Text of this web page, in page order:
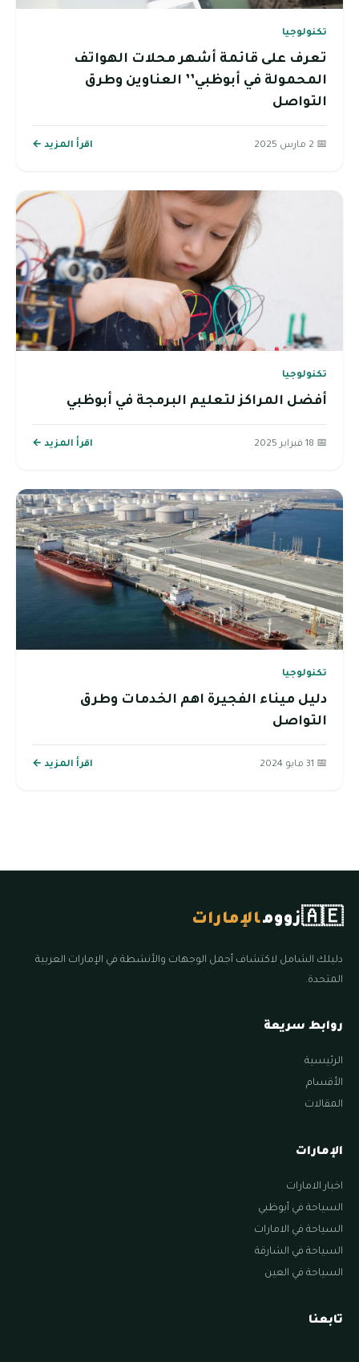
تكنولوجيا
تعرف على قائمة أشهر محلات الهواتف
المحمولة في أبوظبي’’ العناوين وطرق
التواصل
📅 2 مارس 2025 اقرأ المزيد ←
تكنولوجيا
أفضل المراكز لتعليم البرمجة في أبوظبي
📅 18 فبراير 2025 اقرأ المزيد ←
تكنولوجيا
دليل ميناء الفجيرة اهم الخدمات وطرق
التواصل
📅 31 مايو 2024 اقرأ المزيد ←
🇦🇪زوومالإمارات
دليلك الشامل لاكتشاف أجمل الوجهات والأنشطة في الإمارات العربية
المتحدة.
روابط سريعة
الرئيسية
الأقسام
المقالات
الإمارات
اخبار الامارات
السياحة في أبوظبي
السياحة في الامارات
السياحة في الشارقة
السياحة في العين
تابعنا